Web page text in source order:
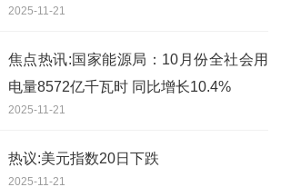
2025-11-21
焦点热讯:国家能源局：10月份全社会用
电量8572亿千瓦时 同比增长10.4%
2025-11-21
热议:美元指数20日下跌
2025-11-21